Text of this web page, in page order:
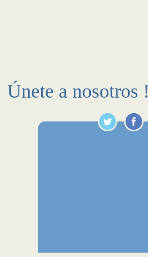
Únete a nosotros !